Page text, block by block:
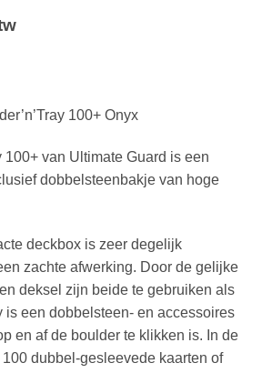
100+ Onyx
100+ van Ultimate Guard is een
dobbelsteenbakje van hoge
deckbox is zeer degelijk
zachte afwerking. Door de gelijke
deksel zijn beide te gebruiken als
is een dobbelsteen- en accessoires
en af de boulder te klikken is. In de
dubbel-gesleevede kaarten of